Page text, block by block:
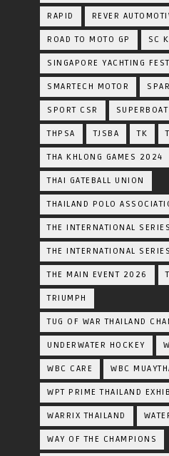
RAPID REVER
ROAD TO MOTO GP SC
SINGAPORE YACHTING
SMARTECH MOTOR
SPORT CSR SUPERBOAT
THPSA TJSBA TK
THA KHLONG GAMES 2024
THAI GATEBALL UNION
THAILAND POLO
THE INTERNATIONAL SERIES
THE INTERNATIONAL
THE MAIN EVENT 2026
TRIUMPH
TUG OF WAR THAILAND
UNDERWATER HOCKEY
WBC CARE WBC
WPT PRIME THAILAND
WARRIX THAILAND
WAY OF THE CHAMPIONS